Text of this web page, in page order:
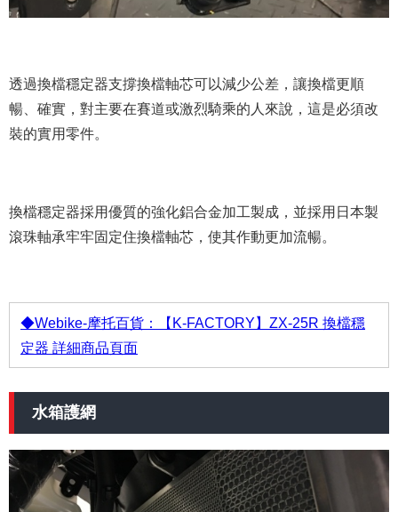
透過換檔穩定器支撐換檔軸芯可以減少公差，讓換檔更順
暢、確實，對主要在賽道或激烈騎乘的人來說，這是必須改
裝的實用零件。
換檔穩定器採用優質的強化鋁合金加工製成，並採用日本製
滾珠軸承牢牢固定住換檔軸芯，使其作動更加流暢。
◆Webike-摩托百貨：【K-FACTORY】ZX-25R 換檔穩
定器 詳細商品頁面
水箱護網